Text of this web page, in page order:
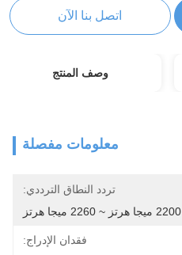
اتصل بنا الآن
وصف المنتج
معلومات مفصلة
تردد النطاق الترددي:
2200 ميجا هرتز ~ 2260 ميجا هرتز
فقدان الإدراج: